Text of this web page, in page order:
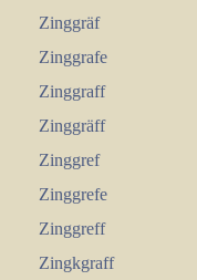
Zinggräf
Zinggrafe
Zinggraff
Zinggräff
Zinggref
Zinggrefe
Zinggreff
Zingkgraff